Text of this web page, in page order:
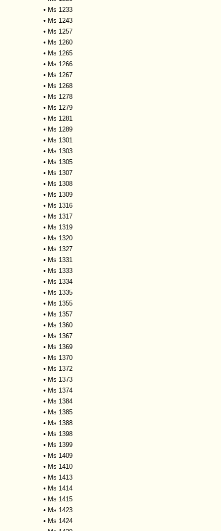
• Ms 1233
• Ms 1243
• Ms 1257
• Ms 1260
• Ms 1265
• Ms 1266
• Ms 1267
• Ms 1268
• Ms 1278
• Ms 1279
• Ms 1281
• Ms 1289
• Ms 1301
• Ms 1303
• Ms 1305
• Ms 1307
• Ms 1308
• Ms 1309
• Ms 1316
• Ms 1317
• Ms 1319
• Ms 1320
• Ms 1327
• Ms 1331
• Ms 1333
• Ms 1334
• Ms 1335
• Ms 1355
• Ms 1357
• Ms 1360
• Ms 1367
• Ms 1369
• Ms 1370
• Ms 1372
• Ms 1373
• Ms 1374
• Ms 1384
• Ms 1385
• Ms 1388
• Ms 1398
• Ms 1399
• Ms 1409
• Ms 1410
• Ms 1413
• Ms 1414
• Ms 1415
• Ms 1423
• Ms 1424